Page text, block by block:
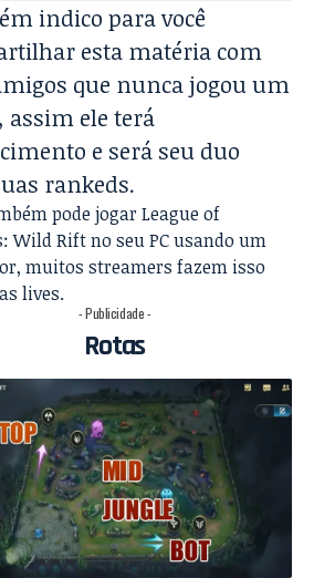
indico para você
esta matéria com
que nunca jogou um
assim ele terá
e será seu duo
rankeds.
pode jogarLeague of
Wild Rift no seu PC usando um
, muitos streamers fazem isso
lives.
- Publicidade -
Rotas